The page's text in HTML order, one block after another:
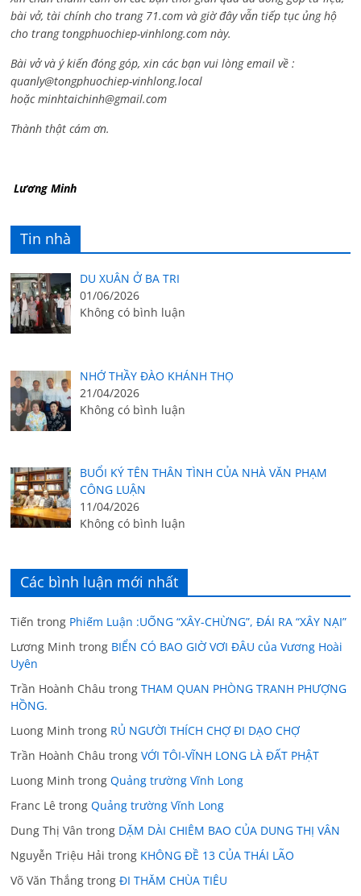
bài vở, tài chính cho trang 71.com và giờ đây vẫn tiếp tục ủng hộ
cho trang tongphuochiep-vinhlong.com này.
Bài vở và ý kiến đóng góp, xin các bạn vui lòng email về :
quanly@tongphuochiep-vinhlong.local
hoặcminhtaichinh@gmail.com
Thành thật cám ơn.
Lương Minh
Tin nhà
DU XUÂN Ở BA TRI
01/06/2026
Không có bình luận
NHỚ THẦY ĐÀO KHÁNH THỌ
21/04/2026
Không có bình luận
BUỔI KÝ TÊN THÂN TÌNH CỦA NHÀ VĂN PHẠM
CÔNG LUẬN
11/04/2026
Không có bình luận
Các bình luận mới nhất
Tiến trong Phiếm Luận :UỐNG “XÂY-CHỪNG”, ĐÁI RA “XÂY NẠI”
Lương Minh trong BIỂN CÓ BAO GIỜ VƠI ĐÂU của Vương Hoài
Uyên
Trần Hoành Châu trongTHAM QUAN PHÒNG TRANH PHƯỢNG
HỒNG.
Luong Minh trong RỦ NGƯỜI THÍCH CHỢ ĐI DẠO CHỢ
Trần Hoành Châu trongVỚI TÔI-VĨNH LONG LÀ ĐẤT PHẬT
Luong Minh trongQuảng trường Vĩnh Long
Franc Lê trongQuảng trường Vĩnh Long
Dung Thị Vân trong DẶM DÀI CHIÊM BAO CỦA DUNG THỊ VÂN
Nguyễn Triệu Hải trong KHÔNG ĐỀ 13 CỦA THÁI LÃO
Võ Văn Thắng trongĐI THĂM CHÙA TIÊU